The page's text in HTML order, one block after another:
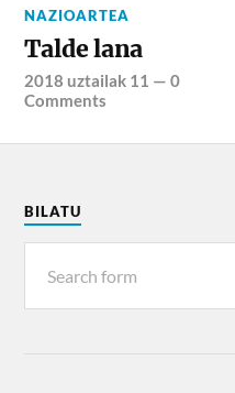
NAZIOARTEA
Talde lana
2018 uztailak 11 —0
Comments
BILATU